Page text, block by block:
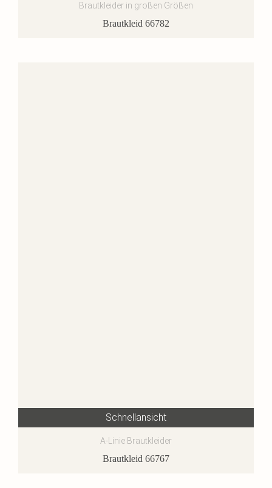
Brautkleider in großen Größen
Brautkleid 66782
Schnellansicht
A-Linie Brautkleider
Brautkleid 66767